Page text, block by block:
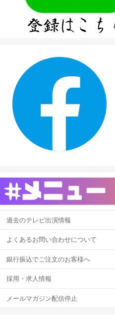
過去のテレビ出演情報
よくあるお問い合わせについて
銀行振込でご注文のお客様へ
採用・求人情報
メールマガジン配信停止